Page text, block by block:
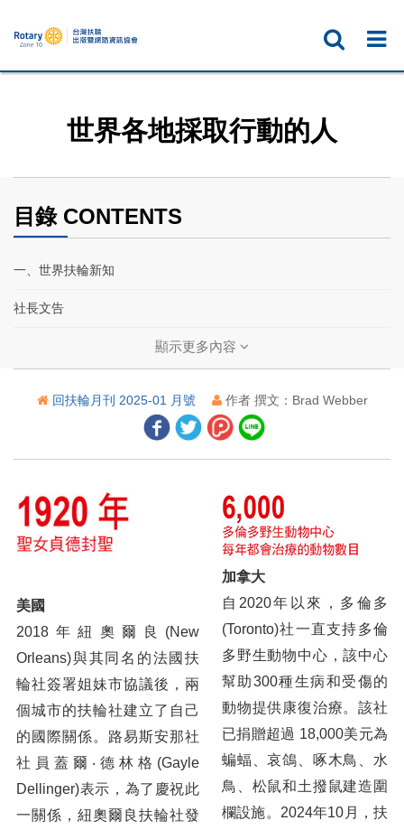
世界各地採取行動的人
目錄 CONTENTS
一、世界扶輪新知
社長文告
扶輪基金保管委員會主委文告
二、地區活動報導
2026台北國際年會HOC報告籌備最新進展
2024台北扶輪研習會總監當選人與總監提名人學習研討會
1B, 9與10地帶2024台北扶輪研習會報導
2024台北扶輪研習會幕後新聞：國際扶輪社長歐琦珂記者會 精彩問答
2024台北扶輪研習會「扶輪的永續經營」分組討論總結報告
2024台北扶輪研習會主席廖文達前總監感謝籌備團隊
2024台北扶輪研習會 追求和平，推展扶輪，由我做起！—— 專訪國際扶輪社長歐琦珂
財團法人中華扶輪教育基金會歡迎社友參訪基金會附設台灣扶輪圖書文物館
2024-25年度地區扶輪論壇暨DEI多元平等包容研討會紀實
顯示更多內容
回扶輪月刊 2025-01 月號 作者 撰文：Brad Webber
美國
2018年紐奧爾良(New
Orleans)與其同名的法國扶
輪社簽署姐妹市協議後，兩
個城市的扶輪社建立了自己
的國際關係。路易斯安那社
社員蓋爾‧德林格(Gayle
Dellinger)表示，為了慶祝此
一關係，紐奧爾良扶輪社發
加拿大
自2020年以來，多倫多
(Toronto)社一直支持多倫
多野生動物中心，該中心
幫助300種生病和受傷的
動物提供康復治療。該社
已捐贈超過 18,000美元為
蝙蝠、哀鴿、啄木鳥、水
鳥、松鼠和土撥鼠建造圍
欄設施。2024年10月，扶